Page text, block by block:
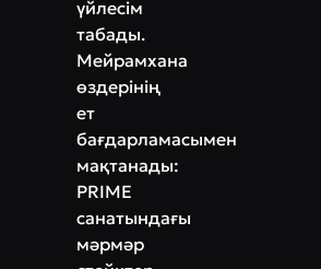
үйлесім
табады.
Мейрамхана
өздерінің
ет
бағдарламасымен
мақтанады:
PRIME
санатындағы
мәрмәр